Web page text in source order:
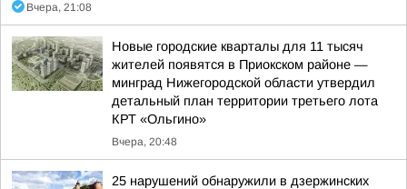
Вчера, 21:08
Новые городские кварталы для 11 тысяч
жителей появятся в Приокском районе —
минград Нижегородской области утвердил
детальный план территории третьего лота
КРТ «Ольгино»
Вчера, 20:48
25 нарушений обнаружили в дзержинских